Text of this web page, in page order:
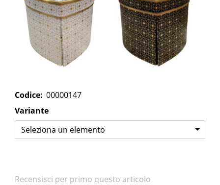
Codice: 00000147
Variante
Seleziona un elemento
Recensisci per primo questo articolo